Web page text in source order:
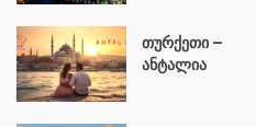
თურქეთი –
ანტალია